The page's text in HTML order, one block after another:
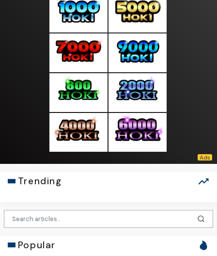
Trending
Popular